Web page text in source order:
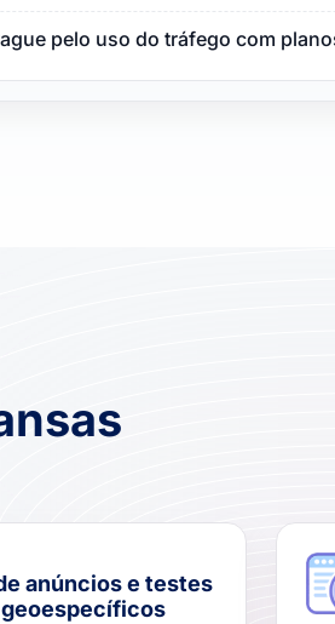
pelo uso do tráfego com
anúncios e testes